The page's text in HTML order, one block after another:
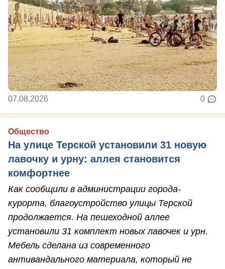
07.08.2026 0
Общество
На улице Терской установили 31 новую
лавочку и урну: аллея становится
комфортнее
Как сообщили в администрации города-
курорта, благоустройство улицы Терской
продолжается. На пешеходной аллее
установили 31 комплект новых лавочек и урн.
Мебель сделана из современного
антивандального материала, который не